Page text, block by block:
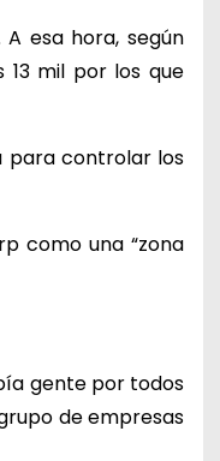
esa hora, según
13 mil por los que
para controlar los
como una “zona
gente por todos
de empresas